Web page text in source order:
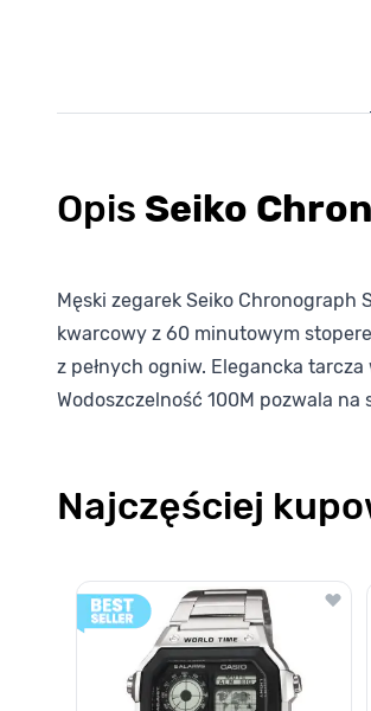
Opis Seiko
Męski zegarek Seiko Chronograph
kwarcowy z 60 minutowym
z pełnych ogniw. Elegancka
Wodoszczelność 100M pozwala
Najczęściej
Poruszanie się po elementach karuzeli
Naciśnij, aby pominąć karuzelę
Naciśnij, aby przejść do nawigacji karuzeli